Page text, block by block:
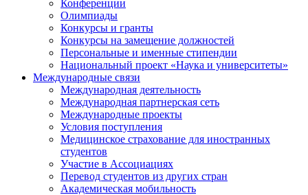
Конференции
Олимпиады
Конкурсы и гранты
Конкурсы на замещение должностей
Персональные и именные стипендии
Национальный проект «Наука и университеты»
Международные связи
Международная деятельность
Международная партнерская сеть
Международные проекты
Условия поступления
Медицинское страхование для иностранных
студентов
Участие в Ассоциациях
Перевод студентов из других стран
Академическая мобильность